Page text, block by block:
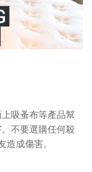
吸蚤布等產品幫
不要選購任何殺
造成傷害。